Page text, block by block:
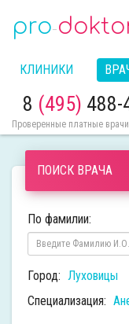
pro-
КЛИНИКИ
8 (495) 488-
Проверенные платные
ПОИСК ВРАЧА
По фамилии:
Город: Луховицы
Специализация: